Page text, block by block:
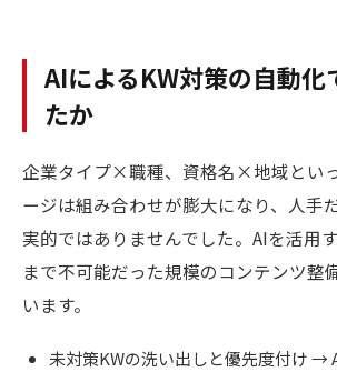
AIによるKW対策の自動化
たか
企業タイプ×職種、資格名×地域とい
ージは組み合わせが膨大になり、人手
実的ではありませんでした。AIを活用
まで不可能だった規模のコンテンツ整
います。
未対策KWの洗い出しと優先度付け →